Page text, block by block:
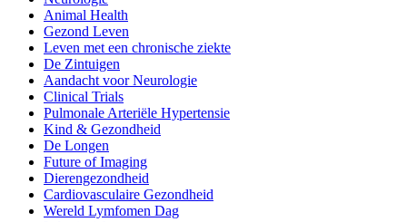
Animal Health
Gezond Leven
Leven met een chronische ziekte
De Zintuigen
Aandacht voor Neurologie
Clinical Trials
Pulmonale Arteriële Hypertensie
Kind & Gezondheid
De Longen
Future of Imaging
Dierengezondheid
Cardiovasculaire Gezondheid
Wereld Lymfomen Dag